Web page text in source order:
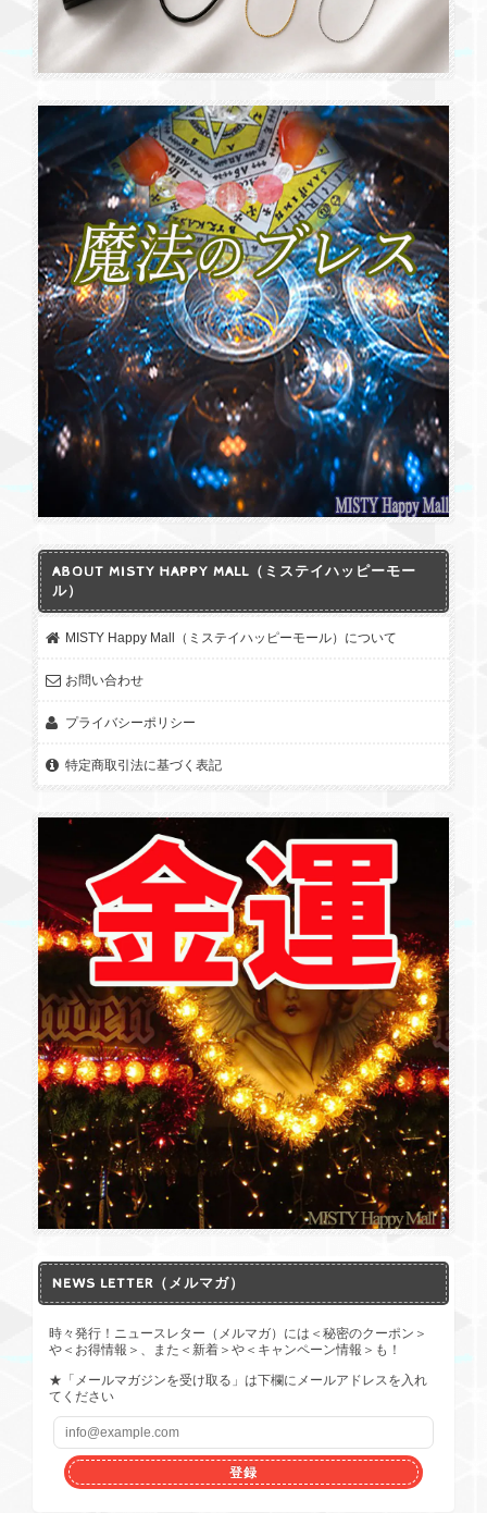
ABOUT MISTY HAPPY MALL（ミステイハッピーモー
ル）
MISTY Happy Mall（ミステイハッピーモール）について
お問い合わせ
プライバシーポリシー
特定商取引法に基づく表記
NEWS LETTER（メルマガ）
時々発行！ニュースレター（メルマガ）には＜秘密のクーポン＞
や＜お得情報＞、また＜新着＞や＜キャンペーン情報＞も！
★「メールマガジンを受け取る」は下欄にメールアドレスを入れ
てください
登録